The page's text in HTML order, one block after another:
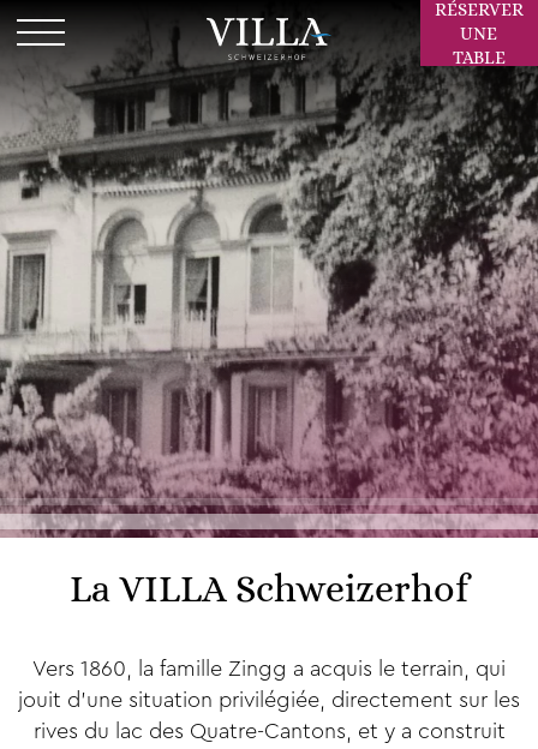
RÉSERVER
UNE
TABLE
La VILLA Schweizerhof
Vers 1860, la famille Zingg a acquis le terrain, qui
jouit d'une situation privilégiée, directement sur les
rives du lac des Quatre-Cantons, et y a construit